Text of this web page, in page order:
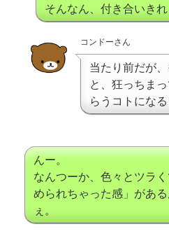
そんなん、付き合いきれ
コンドーさん
当たり前だが
と、狂っちま
らうコトになる
んー。
なんつーか、色々とツラ
められちゃった感」があ
ぇ。